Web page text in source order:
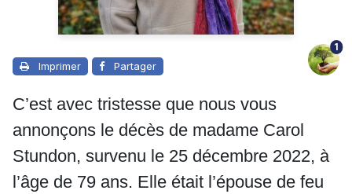
Imprimer Partager
1
C’est avec tristesse que nous vous
annonçons le décès de madame Carol
Stundon, survenu le 25 décembre 2022, à
l’âge de 79 ans. Elle était l’épouse de feu